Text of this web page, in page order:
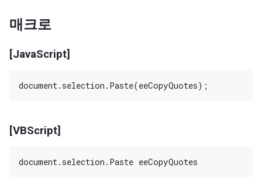
매크로
[JavaScript]
[VBScript]